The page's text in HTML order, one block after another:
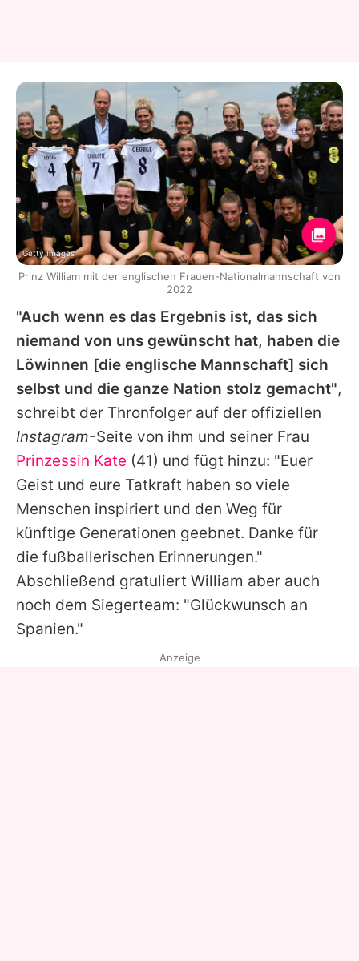
"Auch wenn es das Ergebnis ist, das sich
niemand von uns gewünscht hat, haben die
Löwinnen [die englische Mannschaft] sich
selbst und die ganze Nation stolz gemacht",
schreibt der Thronfolger auf der offiziellen
Instagram-Seite von ihm und seiner Frau
Prinzessin Kate (41) und fügt hinzu: "Euer
Geist und eure Tatkraft haben so viele
Menschen inspiriert und den Weg für
künftige Generationen geebnet. Danke für
die fußballerischen Erinnerungen."
Abschließend gratuliert William aber auch
noch dem Siegerteam: "Glückwunsch an
Spanien."
Getty Images
Prinz William mit der englischen Frauen-Nationalmannschaft von
2022
Anzeige